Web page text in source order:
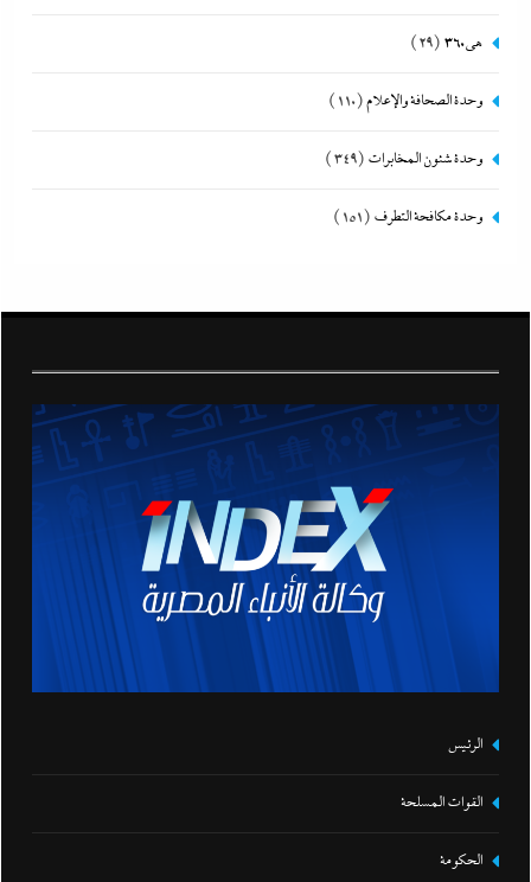
هى360 (29)
وحدة الصحافة والإعلام(110)
وحدة شئون المخابرات (349)
وحدة مكافحة التطرف (151)
الرئيس
القوات المسلحة
الحكومة